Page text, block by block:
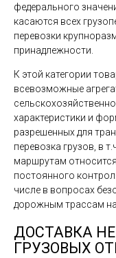
федерального
касаются всех
перевозки
принадлежности.
К этой категории
всевозможные
характеристики и
разрешенных для
перевозка грузов, в
маршрутам
постоянного
числе в вопросах
дорожным трассам
ДОСТАВКА
ГРУЗОВЫХ